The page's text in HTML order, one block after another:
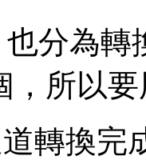
也分為
，所以
轉換完